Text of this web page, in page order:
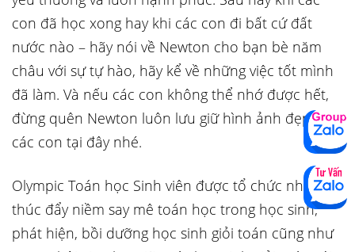
con đã học xong hay khi các con đi bất cứ đất
nước nào – hãy nói về Newton cho bạn bè năm
châu với sự tự hào, hãy kể về những việc tốt mình
đã làm. Và nếu các con không thể nhớ được hết,
đừng quên Newton luôn lưu giữ hình ảnh đẹp của
các con tại đây nhé.
Olympic Toán học Sinh viên được tổ chức nhằm
thúc đẩy niềm say mê toán học trong học sinh;
phát hiện, bồi dưỡng học sinh giỏi toán cũng như